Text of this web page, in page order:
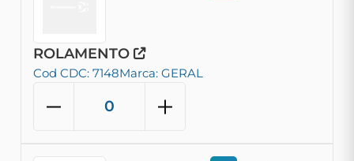
ROLAMENTO
Cod CDC: 7148Marca: GERAL